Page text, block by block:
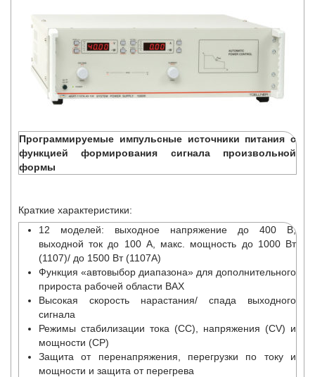
Программируемые импульсные источники питания с
функцией формирования сигнала произвольной
формы
Краткие характеристики:
12 моделей: выходное напряжение до 400 В,
выходной ток до 100 А, макс. мощность до 1000 Вт
(1107)/ до 1500 Вт (1107А)
Функция «автовыбор диапазона» для дополнительного
прироста рабочей области ВАХ
Высокая скорость нарастания/ спада выходного
сигнала
Режимы стабилизации тока (СС), напряжения (CV) и
мощности (CP)
Защита от перенапряжения, перегрузки по току и
мощности и защита от перегрева